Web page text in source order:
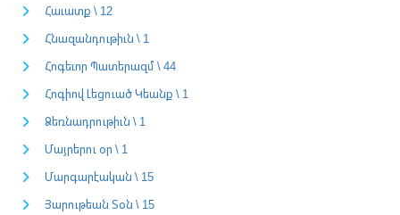
Հաւատք \ 12
Հնազանդութիւն \ 1
Հոգեւոր Պատերազմ \ 44
Հոգիով Լեցուած Կեանք \ 1
Ձեռնադրութիւն \ 1
Մայրերու օր \ 1
Մարգարէական \ 15
Յարութեան Տօն \ 15